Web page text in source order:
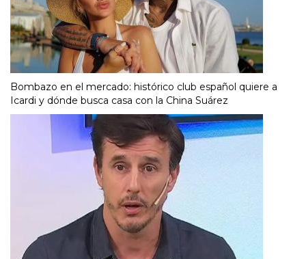
Bombazo en el mercado: histórico club español quiere a
Icardi y dónde busca casa con la China Suárez